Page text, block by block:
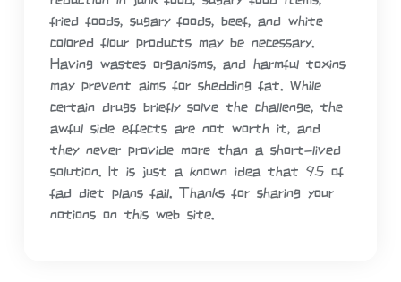
fried foods, sugary foods, beef, and white
colored flour products may be necessary.
Having wastes organisms, and harmful toxins
may prevent aims for shedding fat. While
certain drugs briefly solve the challenge, the
awful side effects are not worth it, and
they never provide more than a short-lived
solution. It is just a known idea that 95 of
fad diet plans fail. Thanks for sharing your
notions on this web site.